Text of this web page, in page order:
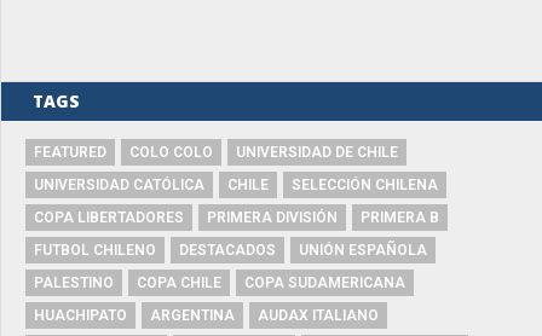
TAGS
FEATURED COLO COLO
UNIVERSIDAD DE CHILE
UNIVERSIDAD CATÓLICA
CHILE
SELECCIÓN CHILENA
COPA LIBERTADORES
PRIMERA DIVISIÓN
PRIMERA B
FUTBOL CHILENO
DESTACADOS
UNIÓN ESPAÑOLA
PALESTINO
COPA CHILE
COPA SUDAMERICANA
HUACHIPATO
ARGENTINA
AUDAX ITALIANO